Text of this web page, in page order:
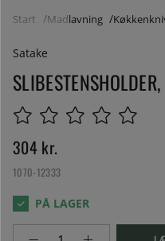
Start Madlavning
Satake
304kr.
1070-12333